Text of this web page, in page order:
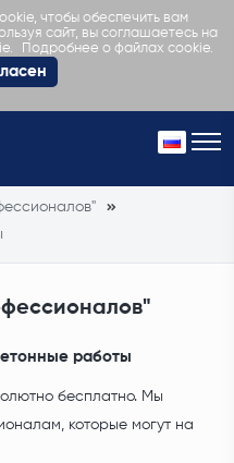
чтобы обеспечить вам
сайт, вы соглашаетесь на
Подробнее о файлах cookie.
работы
бесплатно. Мы
которые могут на